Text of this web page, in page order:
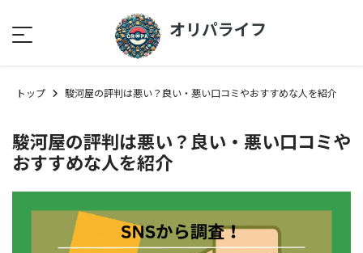
オリパライフ
トップ 駿河屋の評判は悪い？良い・悪い口コミやおすすめな人を紹介
駿河屋の評判は悪い？良い・悪い口コミや
おすすめな人を紹介